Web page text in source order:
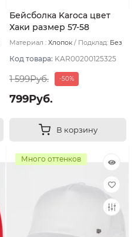
Бейсболка Karoca цвет
Хаки размер 57-58
Материал : Хлопок Подклад: Без
Код товара: KAR00200125325
1 599Руб. -50%
799Руб.
В корзину
Много оттенков